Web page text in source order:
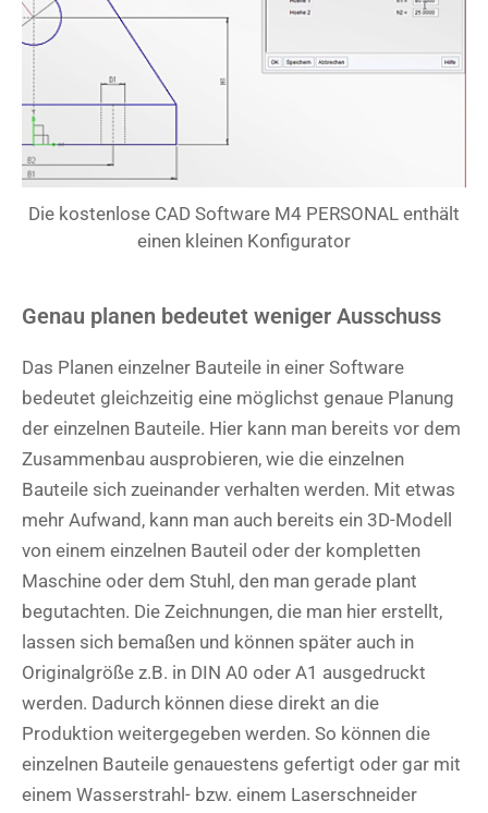
Die kostenlose CAD Software M4 PERSONAL enthält
einen kleinen Konfigurator
Genau planen bedeutet weniger Ausschuss
Das Planen einzelner Bauteile in einer Software
bedeutet gleichzeitig eine möglichst genaue Planung
der einzelnen Bauteile. Hier kann man bereits vor dem
Zusammenbau ausprobieren, wie die einzelnen
Bauteile sich zueinander verhalten werden. Mit etwas
mehr Aufwand, kann man auch bereits ein 3D-Modell
von einem einzelnen Bauteil oder der kompletten
Maschine oder dem Stuhl, den man gerade plant
begutachten. Die Zeichnungen, die man hier erstellt,
lassen sich bemaßen und können später auch in
Originalgröße z.B. in DIN A0 oder A1 ausgedruckt
werden. Dadurch können diese direkt an die
Produktion weitergegeben werden. So können die
einzelnen Bauteile genauestens gefertigt oder gar mit
einem Wasserstrahl- bzw. einem Laserschneider